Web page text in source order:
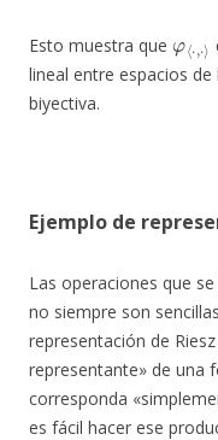
Esto muestra que
lineal entre espacios
biyectiva.
Ejemplo de
Las operaciones que
no siempre son
representación de
representante» de una
corresponda
es fácil hacer ese